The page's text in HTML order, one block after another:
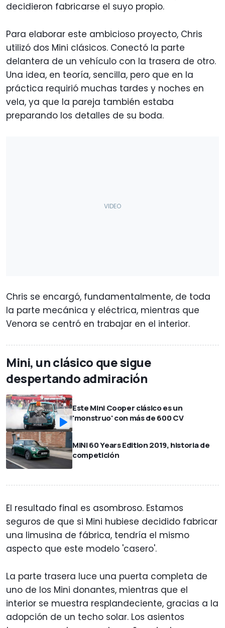
decidieron fabricarse el suyo propio.
Para elaborar este ambicioso proyecto, Chris
utilizó dos Mini clásicos. Conectó la parte
delantera de un vehículo con la trasera de otro.
Una idea, en teoría, sencilla, pero que en la
práctica requirió muchas tardes y noches en
vela, ya que la pareja también estaba
preparando los detalles de su boda.
Chris se encargó, fundamentalmente, de toda
la parte mecánica y eléctrica, mientras que
Venora se centró en trabajar en el interior.
Mini, un clásico que sigue
despertando admiración
Este Mini Cooper clásico es un
'monstruo' con más de 600 CV
MINI 60 Years Edition 2019, historia de
competición
El resultado final es asombroso. Estamos
seguros de que si Mini hubiese decidido fabricar
una limusina de fábrica, tendría el mismo
aspecto que este modelo 'casero'.
La parte trasera luce una puerta completa de
uno de los Mini donantes, mientras que el
interior se muestra resplandeciente, gracias a la
adopción de un techo solar. Los asientos